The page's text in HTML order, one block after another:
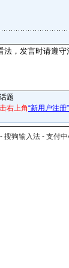
题
右上角“新用户注册”
- 搜狗输入法 - 支付